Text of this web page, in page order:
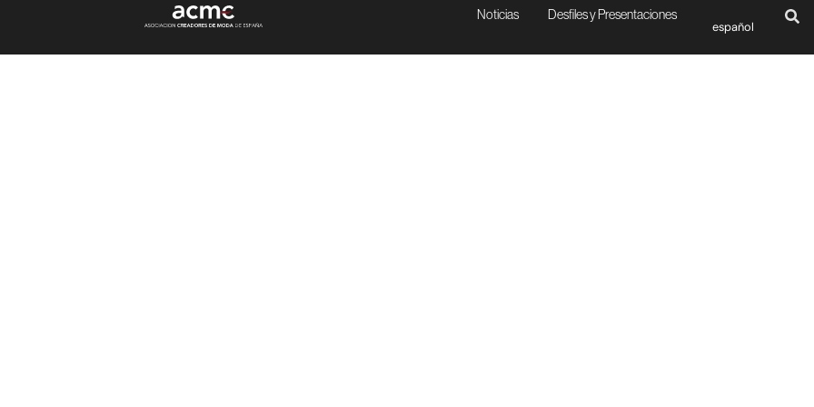
Noticias Desfiles y Presentaciones
español